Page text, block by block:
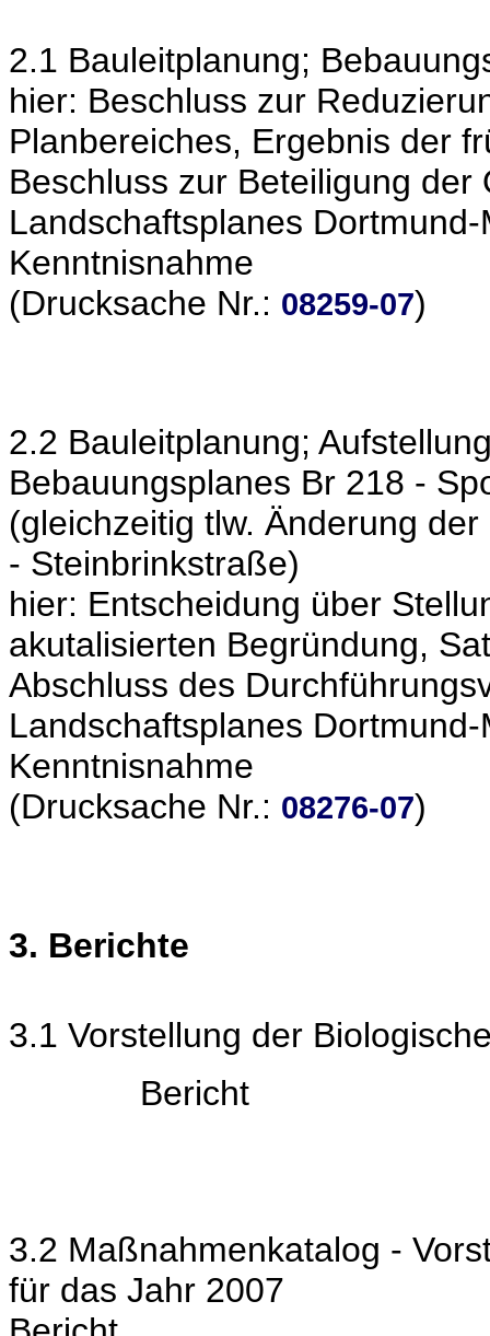
2.1 Bauleitplanung;
hier: Beschluss zur
Planbereiches, Ergebnis der
Beschluss zur Beteiligung
Landschaftsplanes Dortmund-
Kenntnisnahme
(Drucksache Nr.: 08259-07)
2.2 Bauleitplanung;
Bebauungsplanes Br 218 -
(gleichzeitig tlw. Änderung
- Steinbrinkstraße)
hier: Entscheidung über
akutalisierten Begründung,
Abschluss des
Landschaftsplanes Dortmund-
Kenntnisnahme
(Drucksache Nr.: 08276-07)
3. Berichte
3.1 Vorstellung der
Bericht
3.2 Maßnahmenkatalog -
für das Jahr 2007